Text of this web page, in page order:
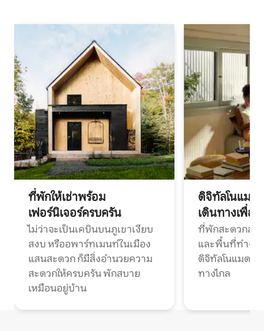
ที่พักให้เช่าพร้อม
เฟอร์นิเจอร์ครบครัน
ไม่ว่าจะเป็นเคบินบนภูเขาเงียบ
สงบ หรืออพาร์ทเมนท์ในเมือง
แสนสะดวก ก็มีสิ่งอำนวยความ
สะดวกให้ครบครัน พักสบาย
เหมือนอยู่บ้าน
ดิจิทัลโนแมด
เดินทางเพื่อ
ที่พักสะดวกสบ
และพื้นที่ทำงา
ดิจิทัลโนแมดแ
ทางไกล